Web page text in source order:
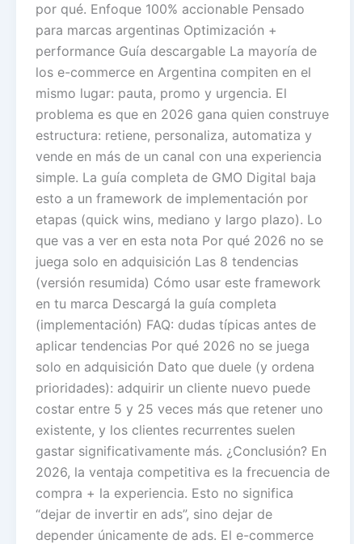
por qué. Enfoque 100% accionable Pensado
para marcas argentinas Optimización +
performance Guía descargable La mayoría de
los e-commerce en Argentina compiten en el
mismo lugar: pauta, promo y urgencia. El
problema es que en 2026 gana quien construye
estructura: retiene, personaliza, automatiza y
vende en más de un canal con una experiencia
simple. La guía completa de GMO Digital baja
esto a un framework de implementación por
etapas (quick wins, mediano y largo plazo). Lo
que vas a ver en esta nota Por qué 2026 no se
juega solo en adquisición Las 8 tendencias
(versión resumida) Cómo usar este framework
en tu marca Descargá la guía completa
(implementación) FAQ: dudas típicas antes de
aplicar tendencias Por qué 2026 no se juega
solo en adquisición Dato que duele (y ordena
prioridades): adquirir un cliente nuevo puede
costar entre 5 y 25 veces más que retener uno
existente, y los clientes recurrentes suelen
gastar significativamente más. ¿Conclusión? En
2026, la ventaja competitiva es la frecuencia de
compra + la experiencia. Esto no significa
“dejar de invertir en ads”, sino dejar de
depender únicamente de ads. El e-commerce